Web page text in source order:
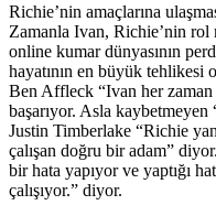
Richie’nin amaçlarına
Zamanla Ivan, Richie’nin
online kumar dünyasının
hayatının en büyük tehlikesi
Ben Affleck “Ivan her zaman
başarıyor. Asla
Justin Timberlake “Richie
çalışan doğru bir adam”
bir hata yapıyor ve yaptığı
çalışıyor.” diyor.